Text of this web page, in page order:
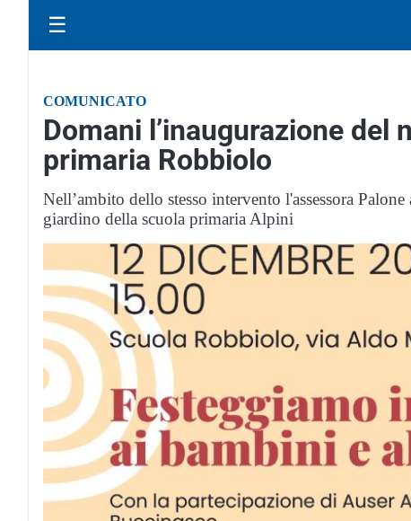
☰
COMUNICATO
Domani l’inaugurazione del
primaria Robbiolo
Nell’ambito dello stesso intervento l'assessora
giardino della scuola primaria Alpini